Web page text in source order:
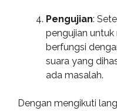
Pengujian:
pengujian
berfungsi
suara yang
ada masalah.
Dengan mengikuti